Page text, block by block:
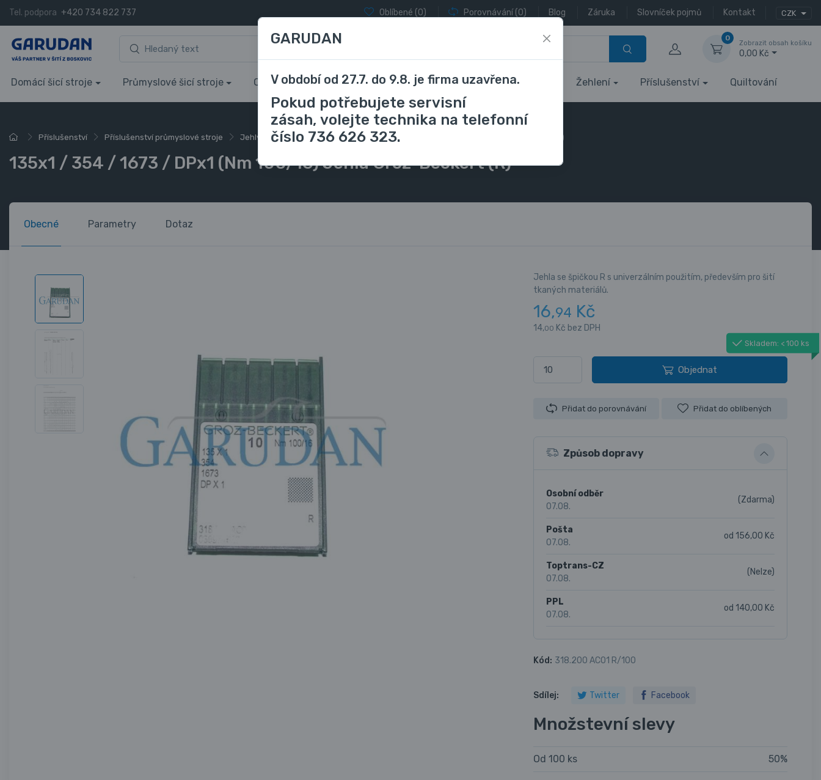
Tel. podpora +420 734 822 737 Oblíbené (0) Porovnávání(0) Blog Záruka Slovníček pojmů Kontakt CZK
0
Zobrazit obsah košíku
0,00 Kč
Domácí šicí stroje Průmyslové šicí stroje Overlocky a coverlocky Vyšívací stroje Stříhání a řezání Žehlení Příslušenství Quiltování
Příslušenství Příslušenství průmyslové stroje Jehly do šicího stroje 135x1 / 354 / 1673 / DPx1 (Nm 100/16) Jehla Groz-Beckert (R)
135x1 / 354 / 1673 / DPx1 (Nm 100/16) Jehla Groz-Beckert (R)
Obecné Parametry Dotaz
Jehla se špičkou R s univerzálním použitím, především pro šití
tkaných materiálů.
16,94 Kč
14,00 Kč bez DPH
Skladem: < 100 ks
Objednat
Přidat do porovnávání Přidat do oblíbených
Způsob dopravy
Osobní odběr
07.08.
(Zdarma)
Pošta
07.08.
od 156,00 Kč
Toptrans-CZ
07.08.
(Nelze)
PPL
07.08.
od 140,00 Kč
Kód: 318.200 AC01 R/100
Sdílej: Twitter Facebook
Množstevní slevy
Od 100 ks 50%
GARUDAN
V období od 27.7. do 9.8. je firma uzavřena.
Pokud potřebujete servisní
zásah, volejte technika na telefonní
číslo 736 626 323.